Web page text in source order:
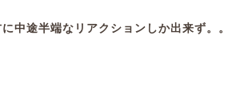
中途半端なリアクションしか出来ず。。